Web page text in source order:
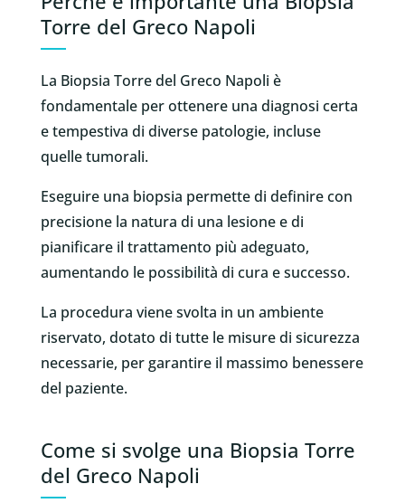
Torre del Greco Napoli
La Biopsia Torre del Greco Napoli è
fondamentale per ottenere una diagnosi certa
e tempestiva di diverse patologie, incluse
quelle tumorali.
Eseguire una biopsia permette di definire con
precisione la natura di una lesione e di
pianificare il trattamento più adeguato,
aumentando le possibilità di cura e successo.
La procedura viene svolta in un ambiente
riservato, dotato di tutte le misure di sicurezza
necessarie, per garantire il massimo benessere
del paziente.
Come si svolge una Biopsia Torre
del Greco Napoli